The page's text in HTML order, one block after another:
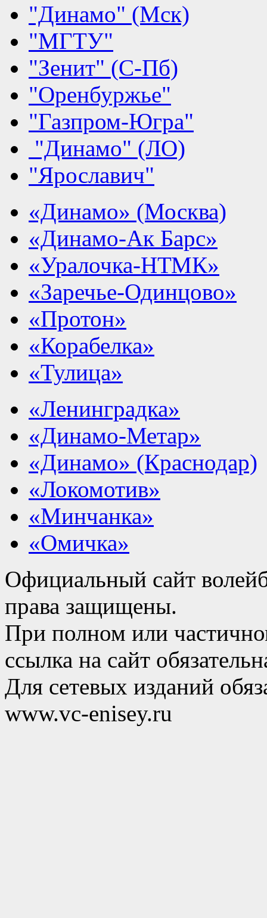
"Динамо" (Мск)
"МГТУ"
"Зенит" (С-Пб)
"Оренбуржье"
"Газпром-Югра"
"Динамо" (ЛО)
"Ярославич"
«Динамо» (Москва)
«Динамо-Ак Барс»
«Уралочка-НТМК»
«Заречье-Одинцово»
«Протон»
«Корабелка»
«Тулица»
«Ленинградка»
«Динамо-Метар»
«Динамо» (Краснодар)
«Локомотив»
«Минчанка»
«Омичка»
Официальный сайт
права защищены.
При полном или
ссылка на сайт
Для сетевых изданий
www.vc-enisey.ru